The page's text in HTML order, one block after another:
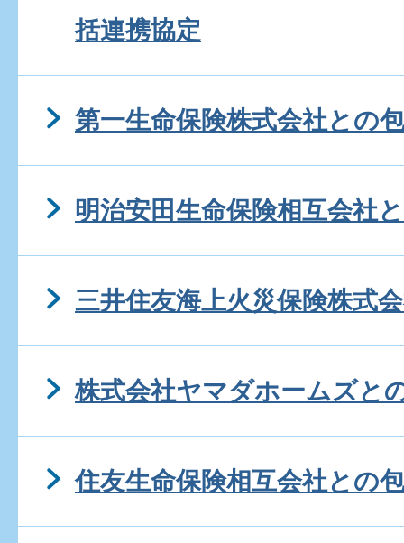
括連携協定
第一生命保険株式会社との
明治安田生命保険相互会社
三井住友海上火災保険株式
株式会社ヤマダホームズと
住友生命保険相互会社との